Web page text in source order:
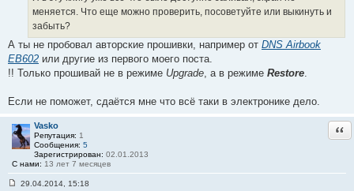
меняется. Что еще можно проверить, посоветуйте или выкинуть и
забыть?
А ты не пробовал авторские прошивки, например от DNS Airbook
EB602 или другие из первого моего поста.
!! Только прошивай не в режиме Upgrade , а в режиме Restore
Если не поможет, сдаётся мне что всё таки в электронике дело.
Vasko
Репутация: 1
Сообщения: 5
Зарегистрирован: 02.01.2013
С нами: 13 лет 7 месяцев
29.04.2014, 15:18